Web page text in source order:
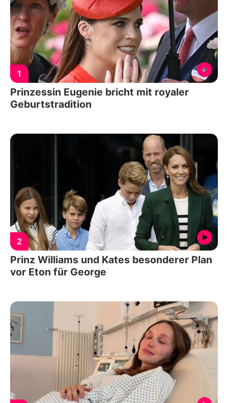
1
Prinzessin Eugenie bricht mit royaler
Geburtstradition
2
Prinz Williams und Kates besonderer Plan
vor Eton für George